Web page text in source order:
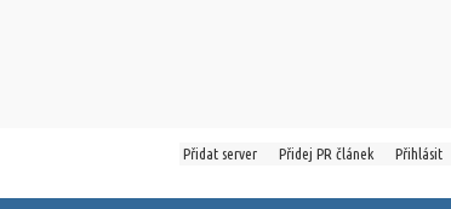
Přidat server Přidej PR článek Přihlásit